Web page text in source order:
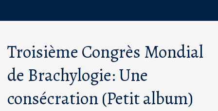
Troisième Congrès Mondial
de Brachylogie: Une
consécration (Petit album)